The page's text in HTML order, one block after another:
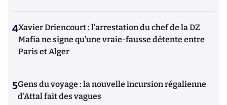
4Xavier Driencourt : l’arrestation du chef de la DZ
Mafia ne signe qu’une vraie-fausse détente entre
Paris et Alger
5Gens du voyage : la nouvelle incursion régalienne
d'Attal fait des vagues